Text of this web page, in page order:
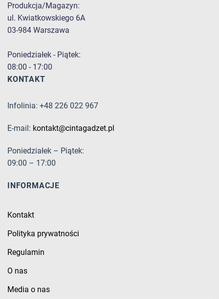
Produkcja/Magazyn:
ul. Kwiatkowskiego 6A
03-984 Warszawa
Poniedziałek - Piątek:
08:00 - 17:00
KONTAKT
Infolinia: +48 226 022 967
E-mail: kontakt@cintagadzet.pl
Poniedziałek – Piątek:
09:00 – 17:00
INFORMACJE
Kontakt
Polityka prywatności
Regulamin
O nas
Media o nas